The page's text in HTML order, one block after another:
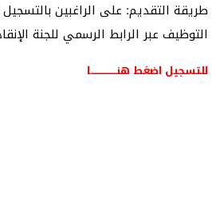
طريقة التقديم: على الراغبين
التوظيف عبر الرابط الرسمي للجنة
للتسجيل اضغط هنــــــــــــــــا